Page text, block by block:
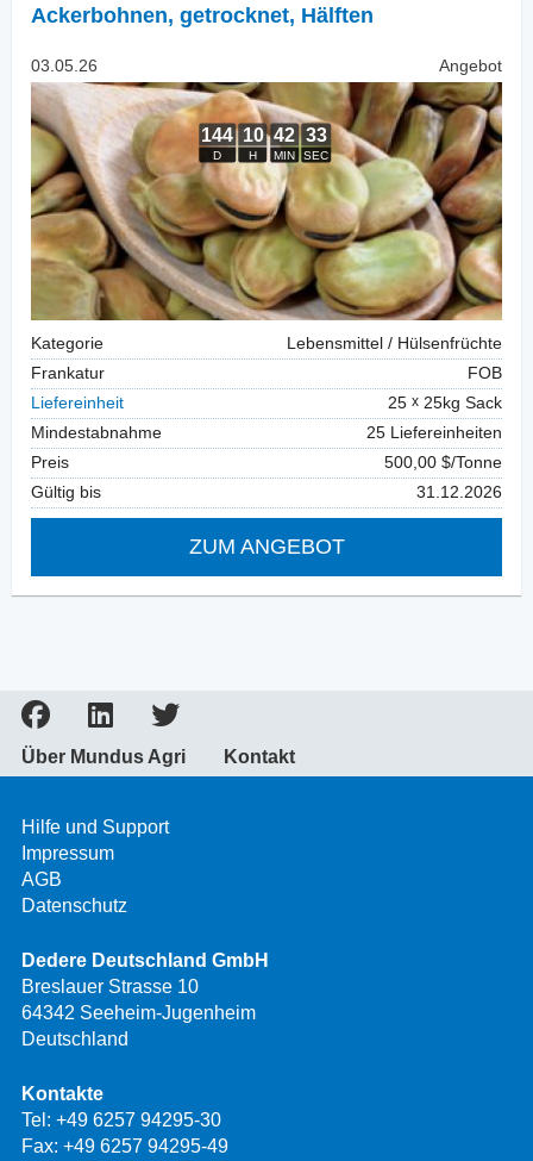
Ackerbohnen, getrocknet, Hälften
03.05.26 Angebot
Kategorie
Lebensmittel / Hülsenfrüchte
Frankatur
FOB
Liefereinheit
25
25kg Sack
Mindestabnahme
25 Liefereinheiten
Preis
500,00 $/Tonne
Gültig bis
31.12.2026
ZUM ANGEBOT
Über Mundus Agri Kontakt
Hilfe und Support
Impressum
AGB
Datenschutz
Dedere Deutschland GmbH
Breslauer Strasse 10
64342 Seeheim-Jugenheim
Deutschland
Kontakte
Tel: +49 6257 94295-30
Fax: +49 6257 94295-49